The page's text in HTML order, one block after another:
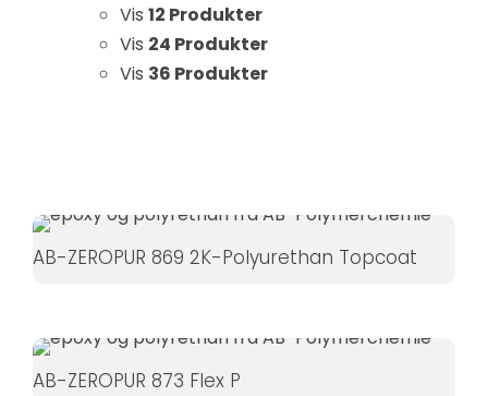
Vis 12 Produkter
Vis 24 Produkter
Vis 36 Produkter
AB-ZEROPUR 869 2K-Polyurethan Topcoat
AB-ZEROPUR 873 Flex P
skal fungere
så godt som
muligt under
nogle
funktioner fra
Marketing